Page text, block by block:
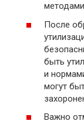
После
быть
и
могут
Важно